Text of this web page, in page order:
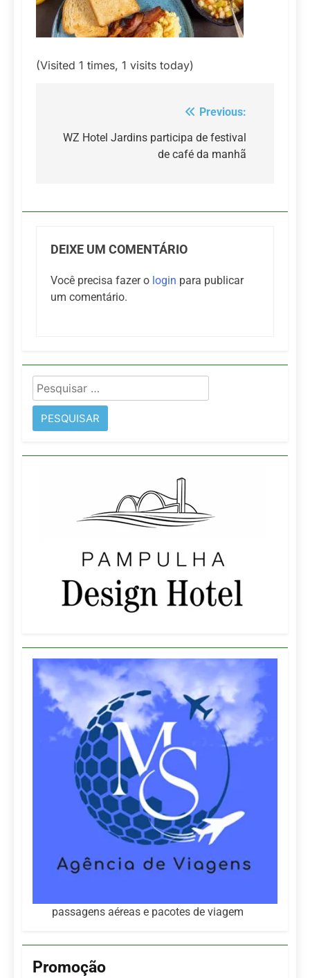
(Visited 1 times, 1 visits today)
de
Previous:
WZ Hotel Jardins participa de festival
de café da manhã
DEIXE UM COMENTÁRIO
Você precisa fazer o login para publicar
um comentário.
Pesquisar
por:
passagens aéreas e pacotes de viagem
Promoção